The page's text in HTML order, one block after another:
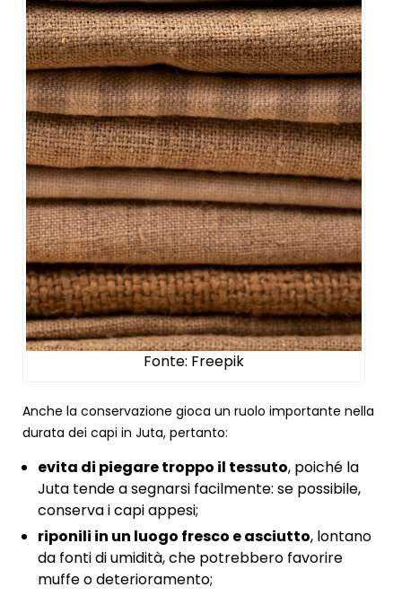
Fonte: Freepik
Anche la conservazione gioca un ruolo importante nella
durata dei capi in Juta, pertanto:
evita di piegare troppo il tessuto, poiché la
Juta tende a segnarsi facilmente: se possibile,
conserva i capi appesi;
riponili in un luogo fresco e asciutto, lontano
da fonti di umidità, che potrebbero favorire
muffe o deterioramento;